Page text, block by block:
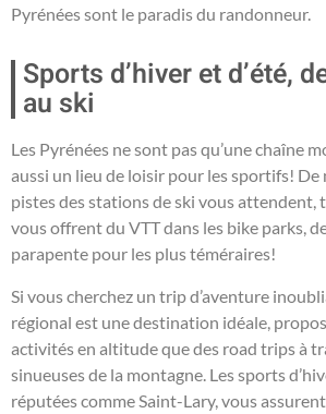
Pyrénées sont le paradis du randonneur.
Sports d’hiver et d’été,
au ski
Les Pyrénées ne sont pas qu’une chaîne
aussi un lieu de loisir pour les sportifs! De
pistes des stations de ski vous attendent,
vous offrent du VTT dans les bike parks,
parapente pour les plus téméraires!
Si vous cherchez un trip d’aventure
régional est une destination idéale,
activités en altitude que des road trips à
sinueuses de la montagne. Les sports
réputées comme Saint-Lary, vous